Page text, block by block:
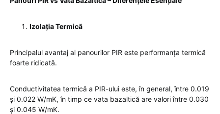
Izolația Termică
Principalul avantaj al panourilor PIR este performanța termică
foarte ridicată.
Conductivitatea termică a PIR-ului este, în general, între 0.019
și 0.022 W/mK, în timp ce vata bazaltică are valori între 0.030
și 0.045 W/mK.